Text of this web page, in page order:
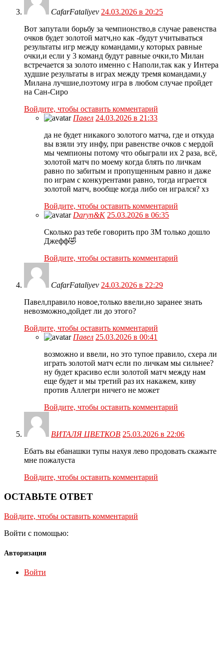
CafarFataliyev 24.03.2026 в 20:25
Вот запутали борьбу за чемпионство,в случае равенства
очков будет золотой матч,но как -будут учитываться
результаты игр между командами,у которых равные
очки,и если у 3 команд будут равные очки,то Милан
встречается за золото именно с Наполи,так как у Интера
худшие результаты в играх между тремя командами,у
Милана лучшие,поэтому игра в любом случае пройдет
на Сан-Сиро
Войдите, чтобы оставить комментарий
Павел 24.03.2026 в 21:33
да не будет никакого золотого матча, где и откуда
вы взяли эту инфу, при равенстве очков с мердой
мы чемпионы потому что обыграли их 2 раза, всё,
золотой матч по моему когда блять по личкам
равно по забитым и пропущенным равно и даже
по играм с конкурентами равно, тогда играется
золотой матч, вообще когда либо он игрался? хз
Войдите, чтобы оставить комментарий
Daryn&K 25.03.2026 в 06:35
Сколько раз тебе говорить про ЗМ только дошло
Джефф🤣
Войдите, чтобы оставить комментарий
CafarFataliyev 24.03.2026 в 22:29
Павел,правило новое,только ввели,но заранее знать
невозможно,дойдет ли до этого?
Войдите, чтобы оставить комментарий
Павел 25.03.2026 в 00:41
возможно и ввели, но это тупое правило, схера ли
играть золотой матч если по личкам мы сильнее?
ну будет красиво если золотой матч между нам
еще будет и мы третий раз их накажем, киву
против Аллегри ничего не может
Войдите, чтобы оставить комментарий
ВИТАЛЯ ЦВЕТКОВ 25.03.2026 в 22:06
Ебать вы ебанашки тупы нахуя лево продовать скажыте
мне пожалуста
Войдите, чтобы оставить комментарий
ОСТАВЬТЕ ОТВЕТ
Войдите, чтобы оставить комментарий
Войти с помощью:
Авторизация
Войти